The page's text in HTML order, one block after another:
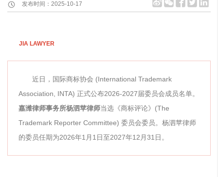
发布时间：2025-10-17
JIA LAWYER
近日，国际商标协会 (International Trademark
Association, INTA) 正式公布2026-2027届委员会成员名单。
嘉潍律师事务所杨泗苹律师当选《商标评论》(The
Trademark Reporter Committee) 委员会委员。杨泗苹律师
的委员任期为2026年1月1日至2027年12月31日。